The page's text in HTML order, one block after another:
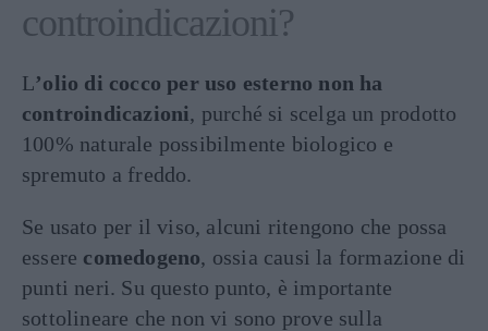
controindicazioni?
L’olio di cocco per uso esterno non ha
controindicazioni, purché si scelga un prodotto
100% naturale possibilmente biologico e
spremuto a freddo.
Se usato per il viso, alcuni ritengono che possa
essere comedogeno, ossia causi la formazione di
punti neri. Su questo punto, è importante
sottolineare che non vi sono prove sulla